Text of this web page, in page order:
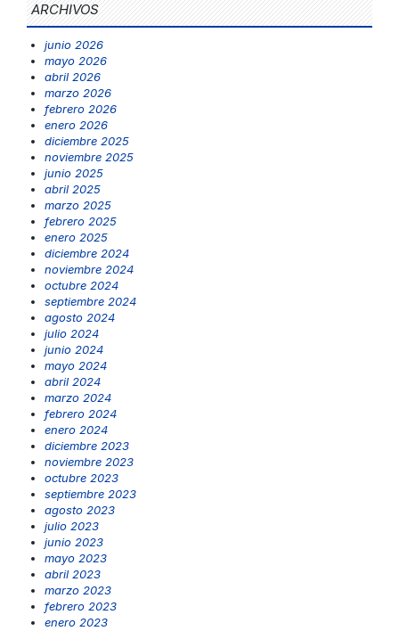
ARCHIVOS
junio 2026
mayo 2026
abril 2026
marzo 2026
febrero 2026
enero 2026
diciembre 2025
noviembre 2025
junio 2025
abril 2025
marzo 2025
febrero 2025
enero 2025
diciembre 2024
noviembre 2024
octubre 2024
septiembre 2024
agosto 2024
julio 2024
junio 2024
mayo 2024
abril 2024
marzo 2024
febrero 2024
enero 2024
diciembre 2023
noviembre 2023
octubre 2023
septiembre 2023
agosto 2023
julio 2023
junio 2023
mayo 2023
abril 2023
marzo 2023
febrero 2023
enero 2023